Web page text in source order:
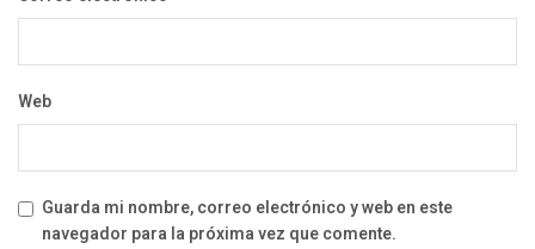
Web
Guarda mi nombre, correo electrónico y web en este
navegador para la próxima vez que comente.